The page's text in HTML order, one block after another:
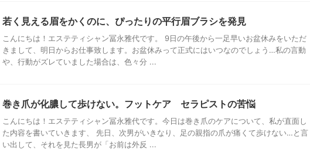
若く見える眉をかくのに、ぴったりの平行眉ブラシを発見
こんにちは！エステティシャン冨永雅代です。 9日の午後から一足早いお盆休みをいただ
きまして、明日からお仕事致します。お盆休みって正式にはいつなのでしょう…私の言動
や、行動がズレていました場合は、色々分 ...
巻き爪が化膿して歩けない。フットケア セラピストの苦悩
こんにちは！エステティシャン冨永雅代です。今日は巻き爪のケアについて、私が直面し
た内容を書いていきます、 先日、次男がいきなり、足の親指の爪が痛くて歩けない…と言
い出して、それを見た長男が「お前は外反 ...